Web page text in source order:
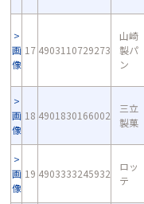
画
像
17 4903110729273
山崎
製パ
ン
画
像
18 4901830166002
三立
製菓
画
像
19 4903333245932
ロッ
テ